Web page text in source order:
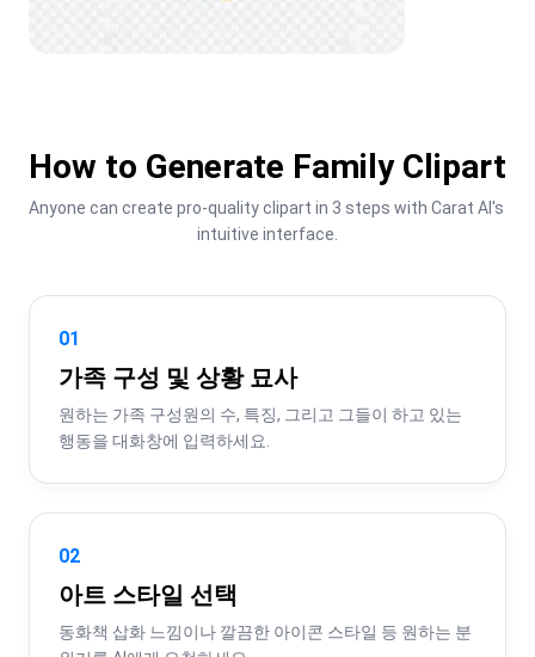
How to Generate Family Clipart
Anyone can create pro-quality clipart in 3 steps with Carat AI's
intuitive interface.
01
가족 구성 및 상황 묘사
원하는 가족 구성원의 수, 특징, 그리고 그들이 하고 있는
행동을 대화창에 입력하세요.
02
아트 스타일 선택
동화책 삽화 느낌이나 깔끔한 아이콘 스타일 등 원하는 분